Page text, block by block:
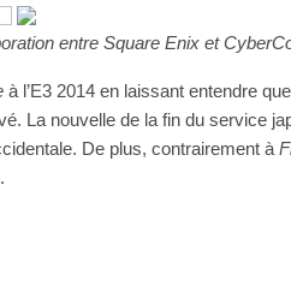
entre Square Enix et
à l’E3 2014 en laissant entendre
La nouvelle de la fin du service
De plus, contrairement à